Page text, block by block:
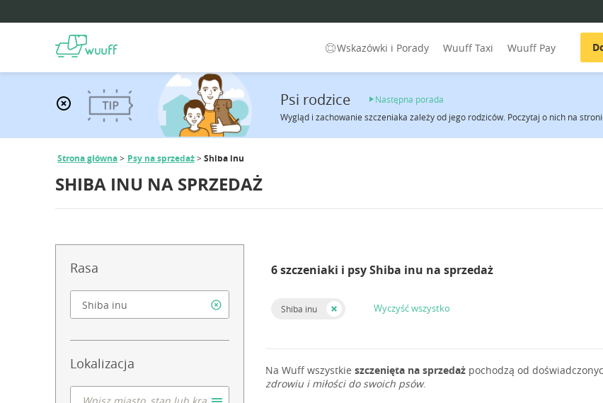
Wskazówki i Porady Wuuff Taxi Wuuff Pay
Psi rodzice
Następna porada
Wygląd i zachowanie szczeniaka zależy od jego rodziców. Poczytaj o nich na
Strona główna Psy na sprzedaż Shiba inu
SHIBA INU NA SPRZEDAŻ
Rasa
Lokalizacja
6 szczeniaki i psy Shiba inu na sprzedaż
Shiba inu Wyczyść wszystko
Na Wuff wszystkie szczenięta na sprzedaż pochodzą od
zdrowiu i miłości do swoich psów.